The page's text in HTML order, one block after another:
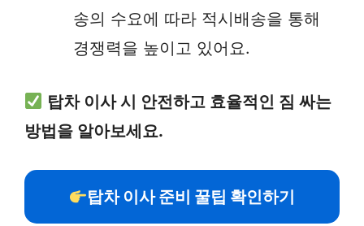
송의 수요에 따라 적시배송을 통해
경쟁력을 높이고 있어요.
탑차 이사 시 안전하고 효율적인 짐 싸는
방법을 알아보세요.
탑차 이사 준비 꿀팁 확인하기